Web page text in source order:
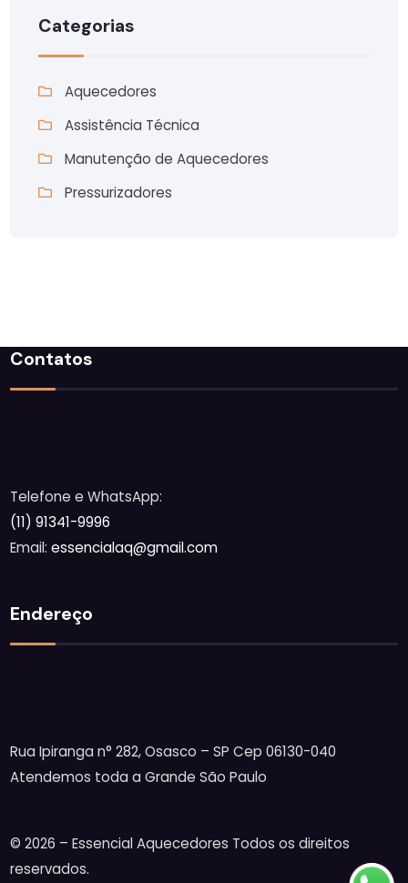
Categorias
Aquecedores
Assistência Técnica
Manutenção de Aquecedores
Pressurizadores
Contatos
Telefone e WhatsApp:
(11) 91341-9996
Email:essencialaq@gmail.com
Endereço
Rua Ipiranga n° 282, Osasco – SP Cep 06130-040
Atendemos toda a Grande São Paulo
© 2026 – Essencial Aquecedores Todos os direitos
reservados.